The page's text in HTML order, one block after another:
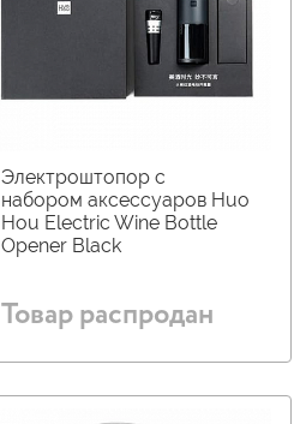
Электроштопор с
набором аксессуаров Huo
Hou Electric Wine Bottle
Opener Black
Товар распродан